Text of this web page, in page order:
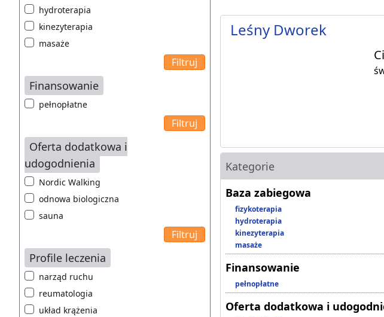
hydroterapia
kinezyterapia
masaże
Finansowanie
pełnopłatne
Oferta dodatkowa i
udogodnienia
Nordic Walking
odnowa biologiczna
sauna
Profile leczenia
narząd ruchu
reumatologia
układ krążenia
Leśny Dworek
Kategorie
Baza zabiegowa
fizykoterapia
hydroterapia
kinezyterapia
masaże
Finansowanie
pełnopłatne
Oferta dodatkowa i